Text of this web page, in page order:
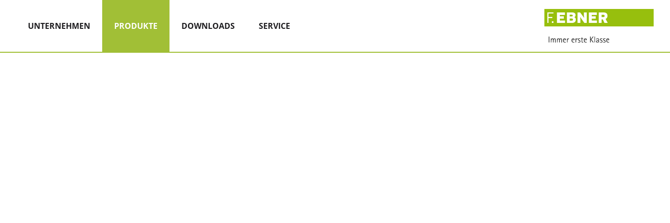
UNTERNEHMEN
PRODUKTE (AKTIV)DOWNLOADS SERVICE